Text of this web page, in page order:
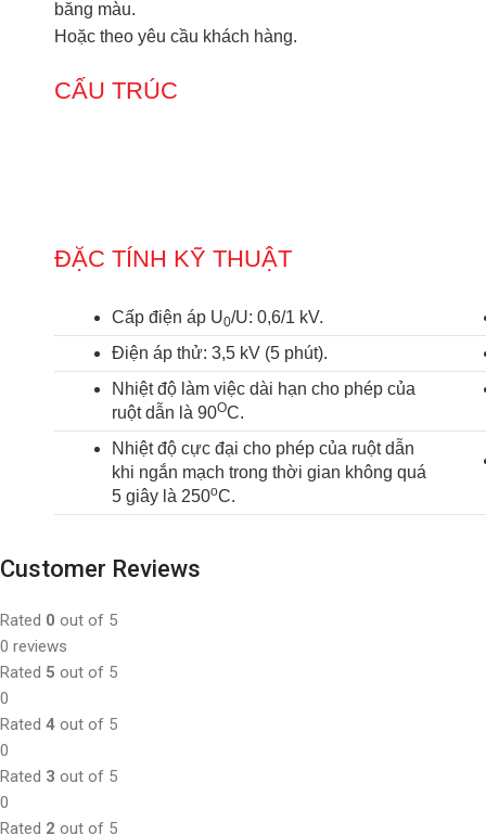
băng màu.
Hoặc theo yêu cầu khách hàng.
CẤU TRÚC
ĐẶC TÍNH KỸ THUẬT
Cấp điện áp U0/U: 0,6/1 kV.
Điện áp thử: 3,5 kV (5 phút).
Nhiệt độ làm việc dài hạn cho phép của
ruột dẫn là 90OC.
Nhiệt độ cực đại cho phép của ruột dẫn
khi ngắn mạch trong thời gian không quá
5 giây là 250oC.
Customer Reviews
Rated 0 out of 5
0 reviews
Rated 5 out of 5
0
Rated 4 out of 5
0
Rated 3 out of 5
0
Rated 2 out of 5